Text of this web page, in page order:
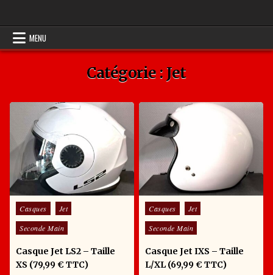
MENU
Catégorie : Jet
Posted in
Casques
Jet
Seconde Main
Casque Jet LS2 – Taille
XS (79,99 € TTC)
Posted in
Casques
Jet
Seconde Main
Casque Jet IXS – Taille
L/XL (69,99 € TTC)